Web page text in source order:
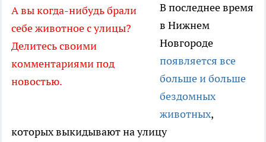
А вы когда-нибудь брали
себе животное с улицы?
Делитесь своими
комментариями под
новостью.
В последнее время
в Нижнем
Новгороде
появляется все
больше и больше
бездомных
животных,
которых выкидывают на улицу